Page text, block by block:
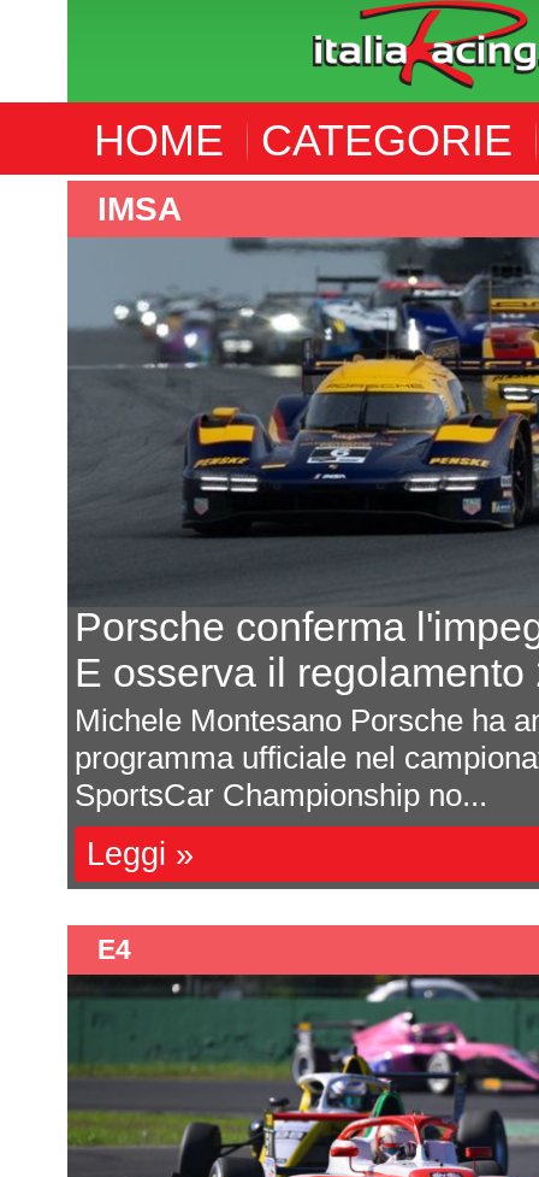
HOME CATEGORIE
l'impegno nel 2027
il regolamento 2030 del
Porsche ha annunciato che il
nel campionato IMSA
no...
E4